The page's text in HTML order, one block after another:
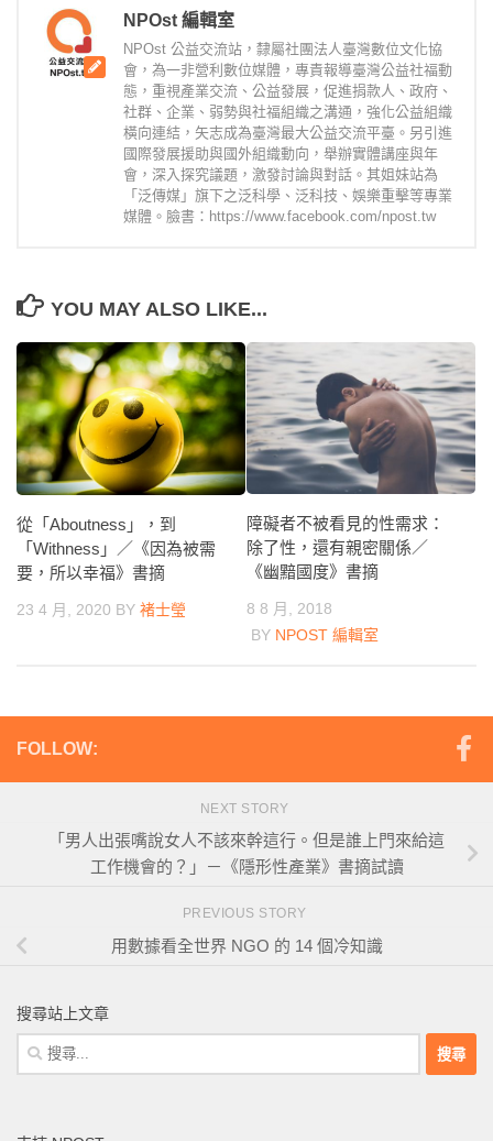
NPOst 編輯室
NPOst 公益交流站，隸屬社團法人臺灣數位文化協
會，為一非營利數位媒體，專責報導臺灣公益社福動
態，重視產業交流、公益發展，促進捐款人、政府、
社群、企業、弱勢與社福組織之溝通，強化公益組織
橫向連結，矢志成為臺灣最大公益交流平臺。另引進
國際發展援助與國外組織動向，舉辦實體講座與年
會，深入探究議題，激發討論與對話。其姐妹站為
「泛傳媒」旗下之泛科學、泛科技、娛樂重擊等專業
媒體。臉書：https://www.facebook.com/npost.tw
YOU MAY ALSO LIKE...
從「Aboutness」，到
「Withness」／《因為被需
要，所以幸福》書摘
23 4 月, 2020 BY 褚士瑩
障礙者不被看見的性需求：
除了性，還有親密關係／
《幽黯國度》書摘
8 8 月, 2018
BY NPOST 編輯室
FOLLOW:
NEXT STORY
「男人出張嘴說女人不該來幹這行。但是誰上門來給這
工作機會的？」－《隱形性產業》書摘試讀
PREVIOUS STORY
用數據看全世界 NGO 的 14 個冷知識
搜尋站上文章
搜
尋